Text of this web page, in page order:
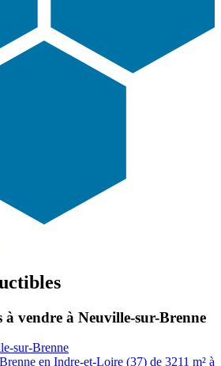
à vendre à Neuville-sur-Brenne
sur-Brenne